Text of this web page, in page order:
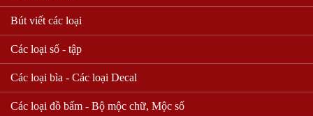
Bút viết các loại
Các loại sổ - tập
Các loại bìa - Các loại Decal
Các loại đồ bấm - Bộ mộc chữ, Mộc số